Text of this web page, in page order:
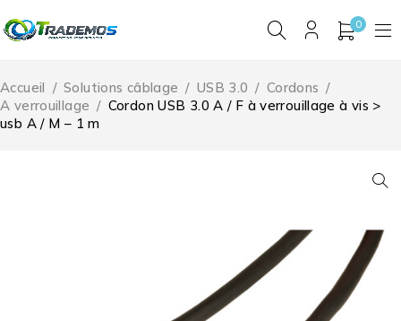
0
Accueil / Solutions câblage / USB 3.0 / Cordons /
A verrouillage / Cordon USB 3.0 A / F à verrouillage à vis >
usb A / M – 1 m